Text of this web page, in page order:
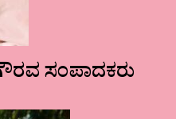
ಸಂಪಾದಕರು